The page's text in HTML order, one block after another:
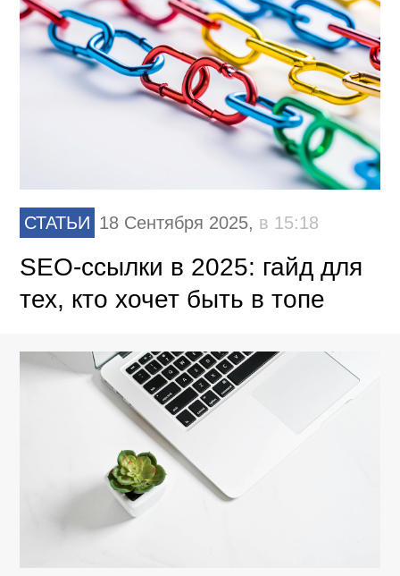
СТАТЬИ 18 Сентября 2025, в 15:18
SEO-ссылки в 2025: гайд для
тех, кто хочет быть в топе